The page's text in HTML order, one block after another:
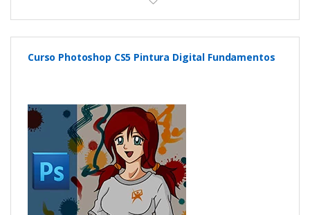
Curso Photoshop CS5 Pintura Digital Fundamentos